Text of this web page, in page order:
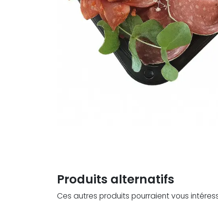
Produits alternatifs
Ces autres produits pourraient vous